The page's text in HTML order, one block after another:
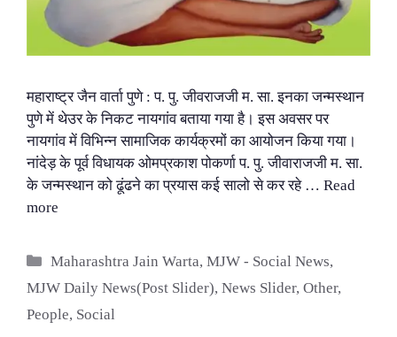
महाराष्ट्र जैन वार्ता पुणे : प. पु. जीवराजजी म. सा. इनका जन्मस्थान
पुणे में थेउर के निकट नायगांव बताया गया है। इस अवसर पर
नायगांव में विभिन्न सामाजिक कार्यक्रमों का आयोजन किया गया।
नांदेड़ के पूर्व विधायक ओमप्रकाश पोकर्णा प. पु. जीवाराजजी म. सा.
के जन्मस्थान को ढूंढने का प्रयास कई सालो से कर रहे … Read
more
Categories
Maharashtra Jain Warta,MJW - Social News,
MJW Daily News(Post Slider), News Slider, Other,
People, Social